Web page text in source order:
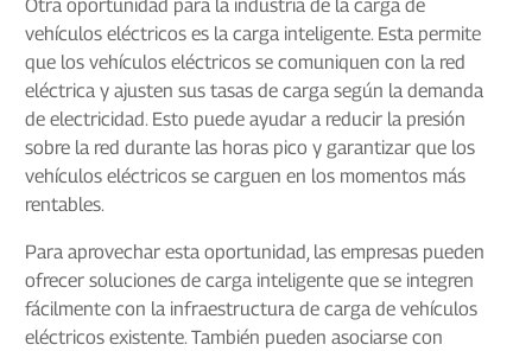
Otra oportunidad para la industria de la carga de
vehículos eléctricos es la carga inteligente. Esta permite
que los vehículos eléctricos se comuniquen con la red
eléctrica y ajusten sus tasas de carga según la demanda
de electricidad. Esto puede ayudar a reducir la presión
sobre la red durante las horas pico y garantizar que los
vehículos eléctricos se carguen en los momentos más
rentables.
Para aprovechar esta oportunidad, las empresas pueden
ofrecer soluciones de carga inteligente que se integren
fácilmente con la infraestructura de carga de vehículos
eléctricos existente. También pueden asociarse con